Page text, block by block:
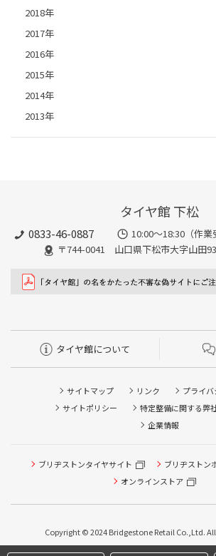
2018年
2017年
2016年
2015年
2014年
2013年
タイヤ館 下松
0833-46-0887
10:00～18:30（作
〒744-0041 山口県下松市大字山田
タイヤ館について
サイトマップ リンク
プライ
サイトポリシー
特定整備に関する弊
企業情報
ブリヂストンタイヤサイト
ブリヂストン
オンラインストア
Copyright © 2024 Bridgestone Retail Co.,Ltd.
ピット作業の予約
クローク契約会員専用タイヤ履き替え※
方はご利用いただけません